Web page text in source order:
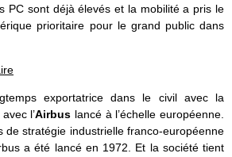
PC sont déjà élevés et la mobilité a pris le
prioritaire pour le grand public dans
exportatrice dans le civil avec la
l’Airbus lancé à l’échelle européenne.
de stratégie industrielle franco-européenne
a été lancé en 1972. Et la société tient